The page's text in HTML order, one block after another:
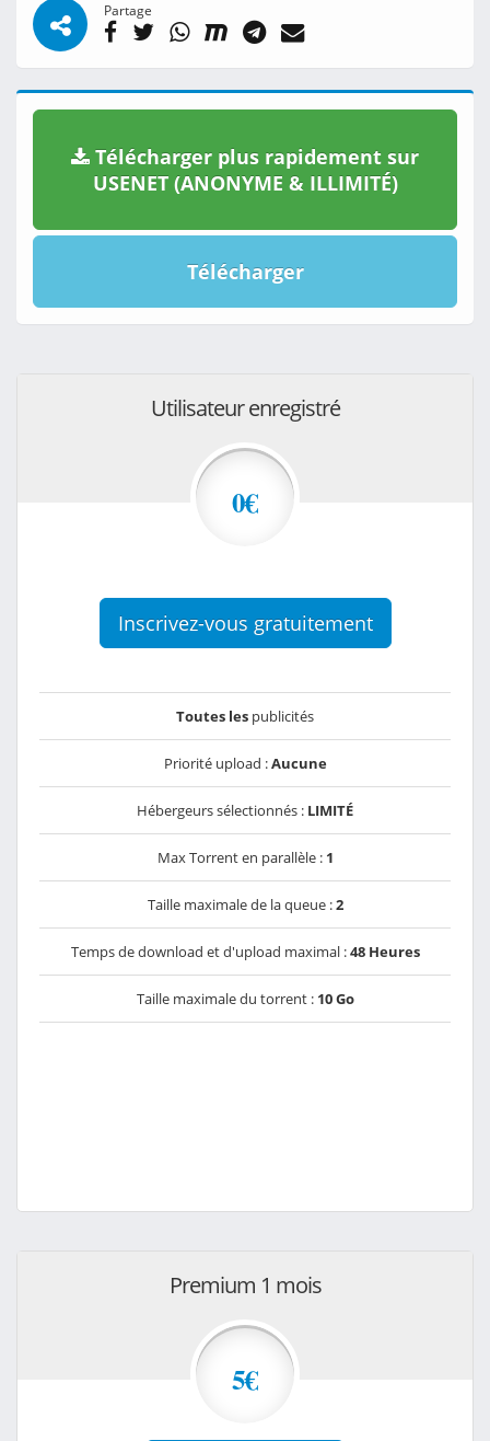
Partage
Télécharger plus rapidement sur
USENET (ANONYME & ILLIMITÉ)
Télécharger
Utilisateur enregistré
0€
Inscrivez-vous gratuitement
Toutes les publicités
Priorité upload :Aucune
Hébergeurs sélectionnés : LIMITÉ
Max Torrent en parallèle : 1
Taille maximale de la queue :2
Temps de download et d'upload maximal :48 Heures
Taille maximale du torrent : 10 Go
Premium 1 mois
5€